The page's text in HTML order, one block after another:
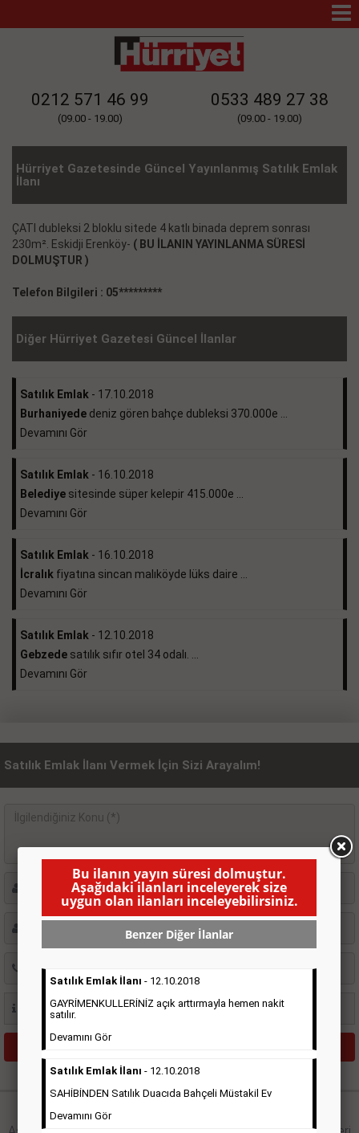
0212 571 46 99
(09.00 - 19.00)
0533 489 27 38
(09.00 - 19.00)
Hürriyet Gazetesinde Güncel Yayınlanmış Satılık Emlak
İlanı
ÇATI dubleksi 2 bloklu sitede 4 katlı binada deprem sonrası
230m². Eskidji Erenköy- ( BU İLANIN YAYINLANMA SÜRESİ
DOLMUŞTUR )
Telefon Bilgileri : 05*********
Diğer Hürriyet Gazetesi Güncel İlanlar
Satılık Emlak - 17.10.2018
Burhaniyede deniz gören bahçe dubleksi 370.000e ...
Devamını Gör
Satılık Emlak - 16.10.2018
Belediye sitesinde süper kelepir 415.000e ...
Devamını Gör
Satılık Emlak - 16.10.2018
İcralık fiyatına sincan malıköyde lüks daire ...
Devamını Gör
Satılık Emlak - 12.10.2018
Gebzede satılık sıfır otel 34 odalı. ...
Devamını Gör
Satılık Emlak İlanı Vermek İçin Sizi Arayalım!
Bu ilanın yayın süresi dolmuştur.
Aşağıdaki ilanları inceleyerek size
uygun olan ilanları inceleyebilirsiniz.
Benzer Diğer İlanlar
Satılık Emlak İlanı - 12.10.2018
GAYRİMENKULLERİNİZ açık arttırmayla hemen nakit
satılır.
Devamını Gör
Satılık Emlak İlanı - 12.10.2018
SAHİBİNDEN Satılık Duacıda Bahçeli Müstakil Ev
Devamını Gör